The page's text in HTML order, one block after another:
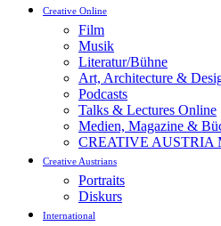
Creative Online
Film
Musik
Literatur/Bühne
Art, Architecture &
Podcasts
Talks & Lectures Online
Medien, Magazine &
CREATIVE AUSTRIA
Creative Austrians
Portraits
Diskurs
International